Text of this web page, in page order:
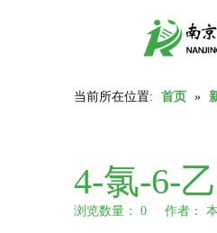
当前所在位置: 首页 »
4-氯-6-
浏览数量： 0 作者：